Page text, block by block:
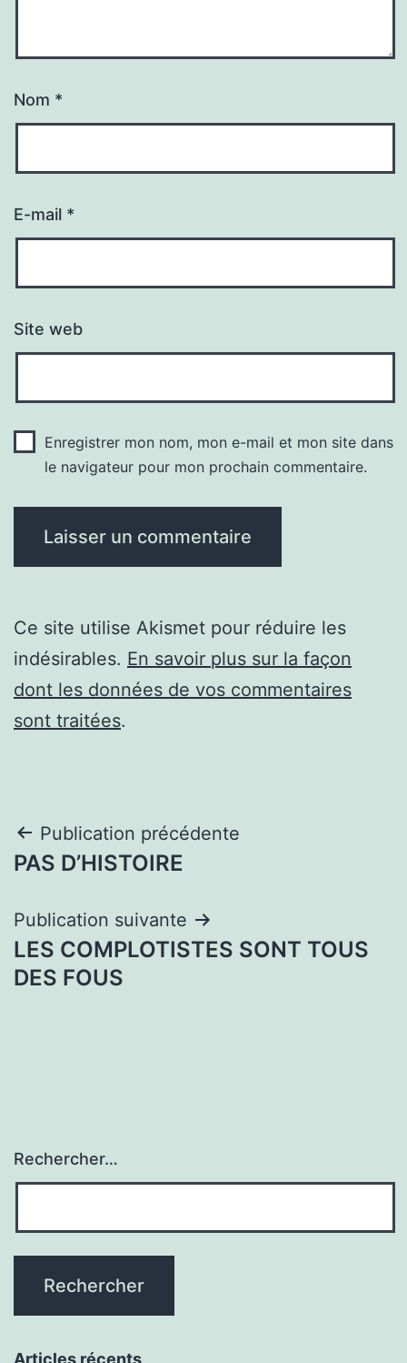
Nom *
E-mail *
Site web
Enregistrer mon nom, mon e-mail et mon site dans
le navigateur pour mon prochain commentaire.
Ce site utilise Akismet pour réduire les
indésirables. En savoir plus sur la façon
dont les données de vos commentaires
sont traitées.
Navigation
de
l’article
Publication précédente
PAS D’HISTOIRE
Publication suivante
LES COMPLOTISTES SONT TOUS
DES FOUS
Rechercher…